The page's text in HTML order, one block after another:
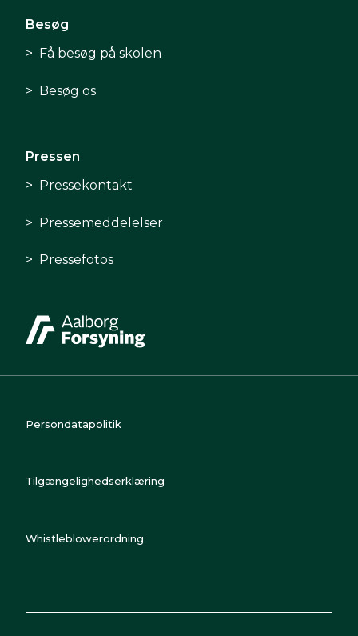
Besøg
Få besøg på skolen
Besøg os
Pressen
Pressekontakt
Pressemeddelelser
Pressefotos
Persondatapolitik
Tilgængelighedserklæring
Whistleblowerordning